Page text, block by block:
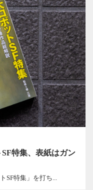
特集、表紙はガン
SF特集」を打ち...